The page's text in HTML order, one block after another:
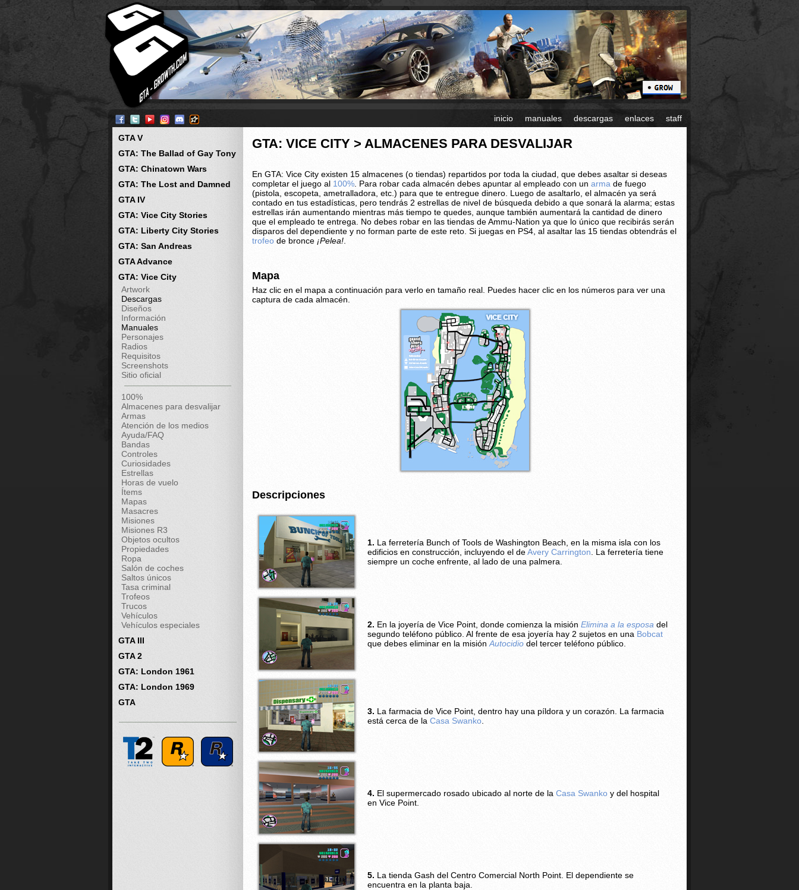
inicio manuales descargas enlaces staff
GTA V
GTA: The Ballad of Gay Tony
GTA: Chinatown Wars
GTA: The Lost and Damned
GTA IV
GTA: Vice City Stories
GTA: Liberty City Stories
GTA: San Andreas
GTA Advance
GTA: Vice City
Artwork
Descargas
Diseños
Información
Manuales
Personajes
Radios
Requisitos
Screenshots
Sitio oficial
100%
Almacenes para desvalijar
Armas
Atención de los medios
Ayuda/FAQ
Bandas
Controles
Curiosidades
Estrellas
Horas de vuelo
Ítems
Mapas
Masacres
Misiones
Misiones R3
Objetos ocultos
Propiedades
Ropa
Salón de coches
Saltos únicos
Tasa criminal
Trofeos
Trucos
Vehículos
Vehículos especiales
GTA III
GTA 2
GTA: London 1961
GTA: London 1969
GTA
GTA: VICE CITY > ALMACENES PARA DESVALIJAR
En GTA: Vice City existen 15 almacenes (o tiendas) repartidos por toda la ciudad, que debes asaltar si deseas
completar el juego al 100% . Para robar cada almacén debes apuntar al empleado con un arma de fuego
(pistola, escopeta, ametralladora, etc.) para que te entregue dinero. Luego de asaltarlo, el almacén ya será
contado en tus estadísticas, pero tendrás 2 estrellas de nivel de búsqueda debido a que sonará la alarma; estas
estrellas irán aumentando mientras más tiempo te quedes, aunque también aumentará la cantidad de dinero
que el empleado te entrega. No debes robar en las tiendas de Ammu-Nation ya que lo único que recibirás serán
disparos del dependiente y no forman parte de este reto. Si juegas en PS4, al asaltar las 15 tiendas obtendrás el
trofeo de bronce ¡Pelea!
Mapa
Haz clic en el mapa a continuación para verlo en tamaño real. Puedes hacer clic en los números para ver una
captura de cada almacén.
Descripciones
1. La ferretería Bunch of Tools de Washington Beach, en la misma isla con los
edificios en construcción, incluyendo el deAvery Carrington . La ferretería tiene
siempre un coche enfrente, al lado de una palmera.
2. En la joyería de Vice Point, donde comienza la misión Elimina a la esposa del
segundo teléfono público. Al frente de esa joyería hay 2 sujetos en una Bobcat
que debes eliminar en la misión Autocidio del tercer teléfono público.
3. La farmacia de Vice Point, dentro hay una píldora y un corazón. La farmacia
está cerca de la Casa Swanko
4. El supermercado rosado ubicado al norte de la Casa Swanko y del hospital
en Vice Point.
5. La tienda Gash del Centro Comercial North Point. El dependiente se
encuentra en la planta baja.